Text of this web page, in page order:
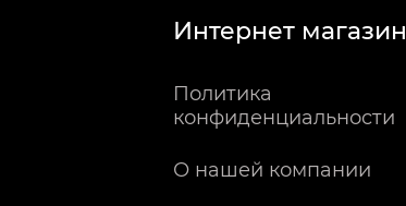
Интернет магазин
Политика
конфиденциальности
О нашей компании